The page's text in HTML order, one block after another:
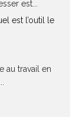
est...
est l’outil le
au travail en